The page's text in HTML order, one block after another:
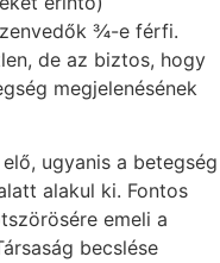
¾-e férfi.
de az biztos, hogy
megjelenésének
ugyanis a betegség
alakul ki. Fontos
emeli a
becslése